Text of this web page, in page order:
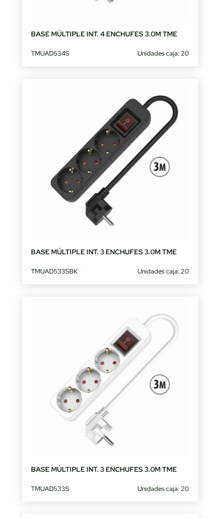
BASE MÚLTIPLE INT. 4 ENCHUFES 3.0M TME
TMUAD534S Unidades caja: 20
BASE MÚLTIPLE INT. 3 ENCHUFES 3.0M TME
TMUAD533SBK Unidades caja: 20
BASE MÚLTIPLE INT. 3 ENCHUFES 3.0M TME
TMUAD533S Unidades caja: 20